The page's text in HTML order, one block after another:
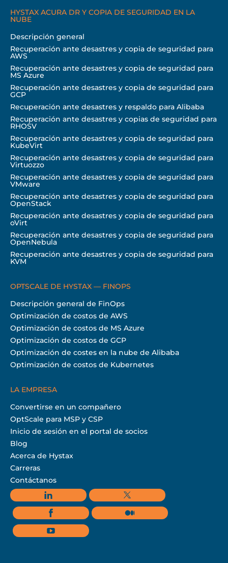
HYSTAX ACURA DR Y COPIA DE SEGURIDAD EN LA
NUBE
Descripción general
Recuperación ante desastres y copia de seguridad para
AWS
Recuperación ante desastres y copia de seguridad para
MS Azure
Recuperación ante desastres y copia de seguridad para
GCP
Recuperación ante desastres y respaldo para Alibaba
Recuperación ante desastres y copias de seguridad para
RHOSV
Recuperación ante desastres y copia de seguridad para
KubeVirt
Recuperación ante desastres y copia de seguridad para
Virtuozzo
Recuperación ante desastres y copia de seguridad para
VMware
Recuperación ante desastres y copia de seguridad para
OpenStack
Recuperación ante desastres y copia de seguridad para
oVirt
Recuperación ante desastres y copia de seguridad para
OpenNebula
Recuperación ante desastres y copia de seguridad para
KVM
OPTSCALE DE HYSTAX — FINOPS
Descripción general de FinOps
Optimización de costos de AWS
Optimización de costos de MS Azure
Optimización de costos de GCP
Optimización de costes en la nube de Alibaba
Optimización de costos de Kubernetes
LA EMPRESA
Convertirse en un compañero
OptScale para MSP y CSP
Inicio de sesión en el portal de socios
Blog
Acerca de Hystax
Carreras
Contáctanos